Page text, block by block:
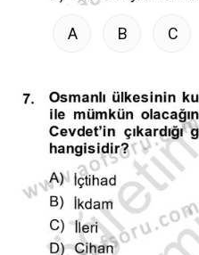
A B C